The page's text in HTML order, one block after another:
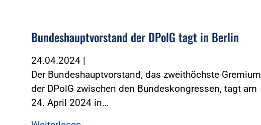
Bundeshauptvorstand der DPolG tagt in Berlin
24.04.2024 |
Der Bundeshauptvorstand, das zweithöchste Gremium
der DPolG zwischen den Bundeskongressen, tagt am
24. April 2024 in…